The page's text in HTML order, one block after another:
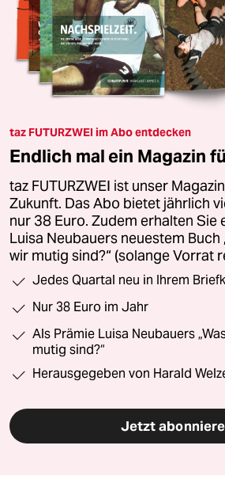
taz FUTURZWEI im Abo entdecken
Endlich mal ein Magazin
taz FUTURZWEI ist unser
Zukunft. Das Abo bietet jährlich
nur 38 Euro. Zudem erhalten Sie
Luisa Neubauers neuestem Buch
wir mutig sind?“ (solange Vorrat
Jedes Quartal neu in Ihrem
Nur 38 Euro im Jahr
Als Prämie Luisa Neubauers
mutig sind?“
Herausgegeben von Harald
Jetzt